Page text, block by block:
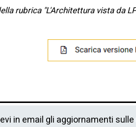
rubrica "L'Architettura vista da
in email gli aggiornamenti